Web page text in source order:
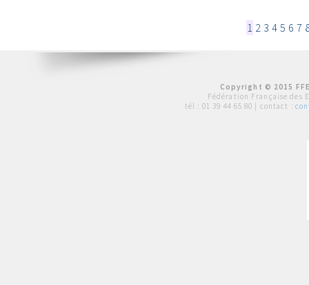
1 2 3 4 5 6 7
Copyright © 2015
Fédération Française des
tél : 01 39 44 65 80 | contact :